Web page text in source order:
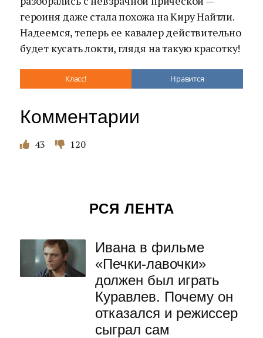
героиня даже стала похожа на Киру Найтли.
Надеемся, теперь ее кавалер действительно
будет кусать локти, глядя на такую красотку!
Класс! Нравится
Комментарии
43 120
РСЯ ЛЕНТА
Ивана в фильме
«Печки-лавочки»
должен был играть
Куравлев. Почему он
отказался и режиссер
сыграл сам